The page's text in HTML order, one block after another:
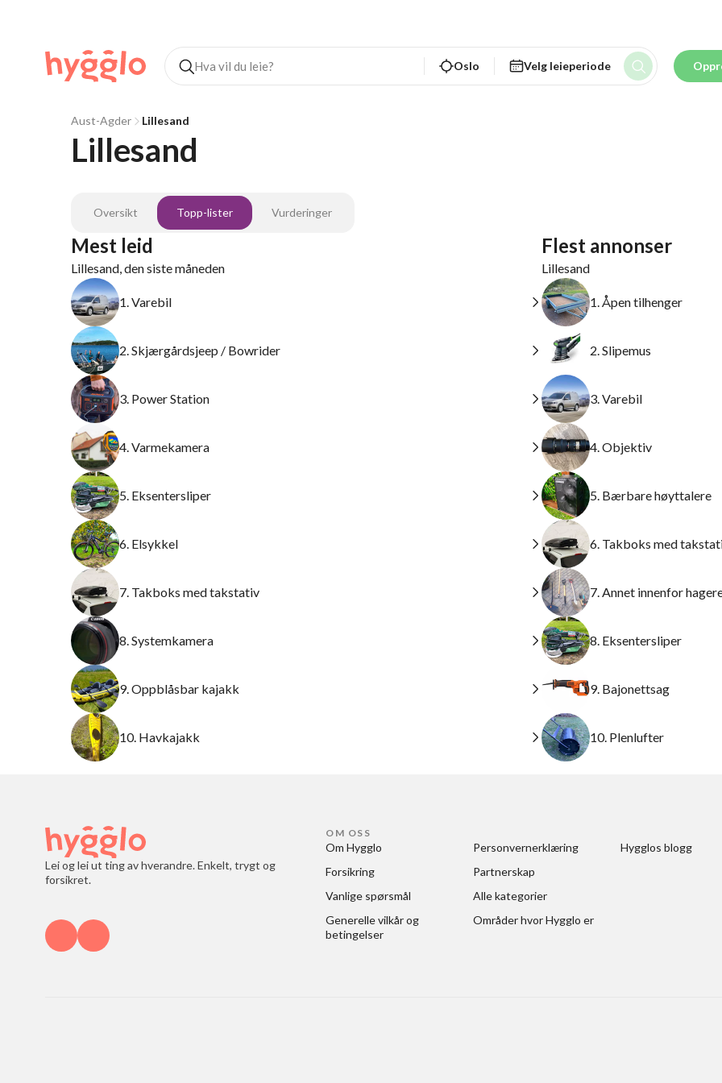
Oslo Velg leieperiode
Aust-Agder Lillesand
Lillesand
Oversikt Topp-lister Vurderinger
Mest leid
Lillesand, den siste måneden
1. Varebil
2. Skjærgårdsjeep / Bowrider
3. Power Station
4. Varmekamera
5. Eksentersliper
6. Elsykkel
7. Takboks med takstativ
8. Systemkamera
9. Oppblåsbar kajakk
10. Havkajakk
Flest annonser
Lillesand
1. Åpen tilhenger
2. Slipemus
3. Varebil
4. Objektiv
5. Bærbare høyttalere
6. Takboks med
7. Annet innenfor
8. Eksentersliper
9. Bajonettsag
10. Plenlufter
Lei og lei ut ting av hverandre. Enkelt, trygt og
forsikret.
OM OSS
Om Hygglo
Forsikring
Vanlige spørsmål
Generelle vilkår og
betingelser
Personvernerklæring
Partnerskap
Alle kategorier
Områder hvor Hygglo er
Hygglos blogg